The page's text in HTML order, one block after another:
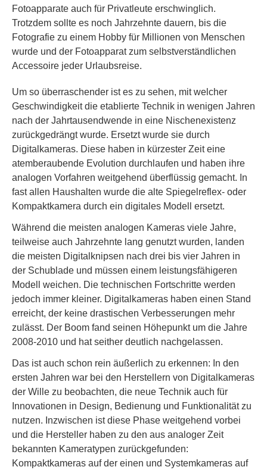
Fotoapparate auch für Privatleute erschwinglich.
Trotzdem sollte es noch Jahrzehnte dauern, bis die
Fotografie zu einem Hobby für Millionen von Menschen
wurde und der Fotoapparat zum selbstverständlichen
Accessoire jeder Urlaubsreise.
Um so überraschender ist es zu sehen, mit welcher
Geschwindigkeit die etablierte Technik in wenigen Jahren
nach der Jahrtausendwende in eine Nischenexistenz
zurückgedrängt wurde. Ersetzt wurde sie durch
Digitalkameras. Diese haben in kürzester Zeit eine
atemberaubende Evolution durchlaufen und haben ihre
analogen Vorfahren weitgehend überflüssig gemacht. In
fast allen Haushalten wurde die alte Spiegelreflex- oder
Kompaktkamera durch ein digitales Modell ersetzt.
Während die meisten analogen Kameras viele Jahre,
teilweise auch Jahrzehnte lang genutzt wurden, landen
die meisten Digitalknipsen nach drei bis vier Jahren in
der Schublade und müssen einem leistungsfähigeren
Modell weichen. Die technischen Fortschritte werden
jedoch immer kleiner. Digitalkameras haben einen Stand
erreicht, der keine drastischen Verbesserungen mehr
zulässt. Der Boom fand seinen Höhepunkt um die Jahre
2008-2010 und hat seither deutlich nachgelassen.
Das ist auch schon rein äußerlich zu erkennen: In den
ersten Jahren war bei den Herstellern von Digitalkameras
der Wille zu beobachten, die neue Technik auch für
Innovationen in Design, Bedienung und Funktionalität zu
nutzen. Inzwischen ist diese Phase weitgehend vorbei
und die Hersteller haben zu den aus analoger Zeit
bekannten Kameratypen zurückgefunden:
Kompaktkameras auf der einen und Systemkameras auf